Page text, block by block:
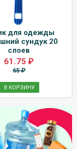
для одежды
сундук 20
слоев
61.75 ₽
65 ₽
В КОРЗИНУ